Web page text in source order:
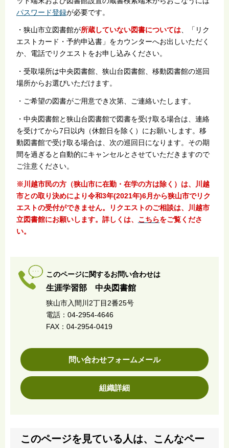
パスワード登録が必要です。
・狭山市立図書館が所蔵していない図書については、「リク
エストカード・予約申込書」をカウンターへお出しいただく
か、電話でリクエストをお申し込みください。
・受取場所は中央図書館、狭山台図書館、移動図書館の巡回
場所からお選びいただけます。
・ご希望の図書がご用意でき次第、ご連絡いたします。
・中央図書館と狭山台図書館で図書を受け取る場合は、連絡
を受けてから7日以内（休館日を除く）にお願いします。移
動図書館で受け取る場合は、次の巡回日になります。その期
間を過ぎると自動的にキャンセルとさせていただきますので
ご注意ください。
※川越市民の方（狭山市に在勤・在学の方は除く）は、川越
市との取り決めにより令和3年(2021年)6月から狭山市でリク
エストの受付ができません。リクエストのご相談は、川越市
立図書館にお願いします。詳しくは、 こちらをご覧くださ
い。
このページに関するお問い合わせは
生涯学習部 中央図書館
狭山市入間川2丁目2番25号
電話：04-2954-4646
FAX：04-2954-0419
問い合わせフォームメール
組織詳細
このページを見ている人は、こんなペー